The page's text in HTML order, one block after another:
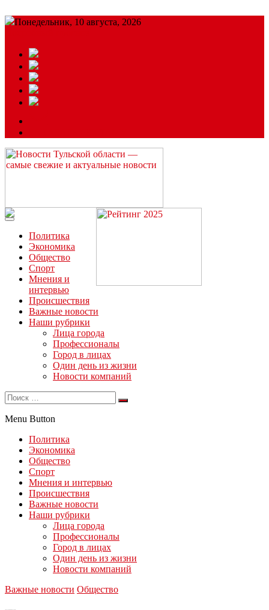
Понедельник, 10 августа, 2026
Читайте последние новости дня в Тульской области на сайте
“ЗаНовомосковск”
Политика
Экономика
Общество
Спорт
Мнения и
интервью
Происшествия
Важные новости
Наши рубрики
Лица города
Профессионалы
Город в лицах
Один день из жизни
Новости компаний
Menu Button
Политика
Экономика
Общество
Спорт
Мнения и интервью
Происшествия
Важные новости
Наши рубрики
Лица города
Профессионалы
Город в лицах
Один день из жизни
Новости компаний
Важные новости Общество